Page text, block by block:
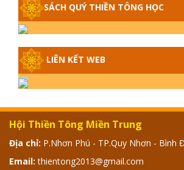
GIẢI ĐÁP THIỀN TÔNG
P14 - NGUỒN GỐC
LỊCH - TẦNG BÌNH
ĐÂU
GIẢ | TTTD
GIẢI ĐÁP THIỀN TÔNG
P12 - SỰ THẬT VỀ ĐẠI
TRỜI ĐÁNH THÁNH
HỌNG?
SÁCH QUÝ THIỀN TÔNG HỌC
LIÊN KẾT WEB
Hội Thiền Tông Miền Trung
Địa chỉ: P.Nhơn Phú - TP.Quy Nhơn - Bình
Email: thientong2013@gmail.com